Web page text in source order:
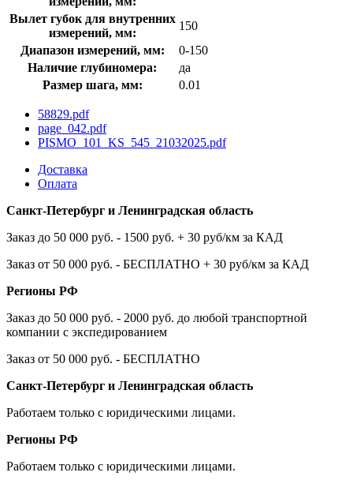
Вылет губок для внутренних
измерений, мм:
150
Диапазон измерений, мм:
0-150
Наличие глубиномера:
да
Размер шага, мм:
0.01
58829.pdf
page_042.pdf
PISMO_101_KS_545_21032025.pdf
Доставка
Оплата
Санкт-Петербург и Ленинградская область
Заказ до 50 000 руб. - 1500 руб. + 30 руб/км за КАД
Заказ от 50 000 руб. - БЕСПЛАТНО + 30 руб/км за КАД
Регионы РФ
Заказ до 50 000 руб. - 2000 руб. до любой транспортной
компании с экспедированием
Заказ от 50 000 руб. - БЕСПЛАТНО
Санкт-Петербург и Ленинградская область
Работаем только с юридическими лицами.
Регионы РФ
Работаем только с юридическими лицами.